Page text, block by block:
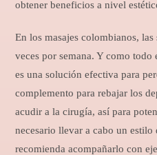
obtener beneficios a nivel
En los masajes colombianos, las
veces por semana. Y como
es una solución efectiva para
complemento para rebajar los
acudir a la cirugía, así para
necesario llevar a cabo un estilo
recomienda acompañarlo con